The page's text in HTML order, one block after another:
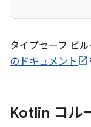
タイプセーフ ビ
のドキュメント
Kotlin コル